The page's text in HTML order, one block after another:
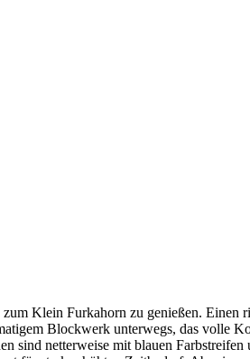
Klein Furkahorn zu genießen.
Blockwerk unterwegs, das volle
netterweise mit blauen